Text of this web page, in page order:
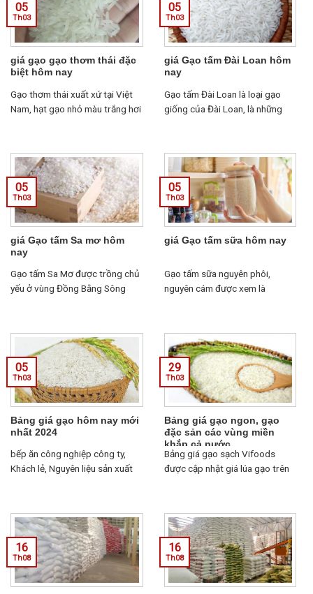
giá gạo gạo thơm thái đặc
biệt hôm nay
Gạo thơm thái xuất xứ tại Việt
Nam, hạt gạo nhỏ màu trắng hơi
05
Th03
giá Gạo tấm Đài Loan hôm
nay
Gạo tấm Đài Loan là loại gạo
giống của Đài Loan, là những
05
Th03
giá Gạo tấm Sa mơ hôm
nay
Gạo tấm Sa Mơ được trồng chủ
yếu ở vùng Đồng Bằng Sông
05
Th03
giá Gạo tấm sữa hôm nay
Gạo tấm sữa nguyên phôi,
nguyên cám được xem là
ngon...
05
Th03
Bảng giá gạo hôm nay mới
nhất 2024
bếp ăn công nghiệp công ty,
Khách lẻ, Nguyên liệu sản xuất
dân, quán cơm bình dân...
05
Th03
Bảng giá gạo ngon, gạo
đặc sản các vùng miền
khắp cả nước
Bảng giá gạo sạch Vifoods
được cập nhật giá lúa gạo trên
phẩm ...
29
Th03
16
Th08
16
Th08